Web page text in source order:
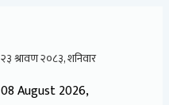
08 August 2026,